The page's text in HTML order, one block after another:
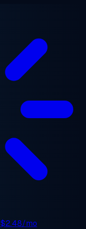
$2.48/mo